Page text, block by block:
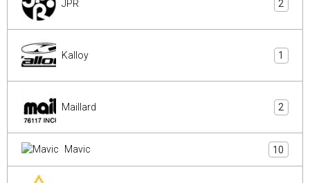
JPR 2
Kalloy 1
Maillard 2
Mavic 10